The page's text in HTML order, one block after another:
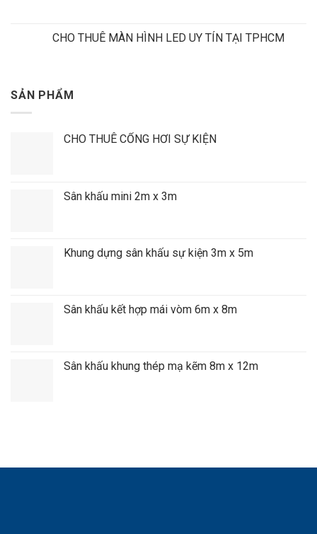
CHO THUÊ MÀN HÌNH LED UY TÍN TẠI TPHCM
SẢN PHẨM
CHO THUÊ CỔNG HƠI SỰ KIỆN
Sân khấu mini 2m x 3m
Khung dựng sân khấu sự kiện 3m x 5m
Sân khấu kết hợp mái vòm 6m x 8m
Sân khấu khung thép mạ kẽm 8m x 12m